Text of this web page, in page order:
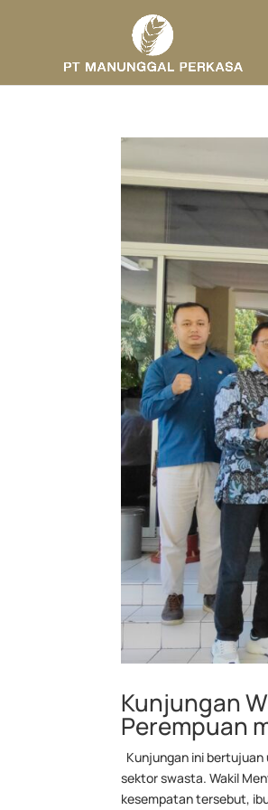
Kunjungan
Perempuan
Kunjungan ini
sektor swasta. Wakil
kesempatan tersebut,